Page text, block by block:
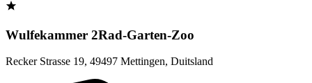
Wulfekammer 2Rad-Garten-Zoo
Recker Strasse 19, 49497 Mettingen, Duitsland